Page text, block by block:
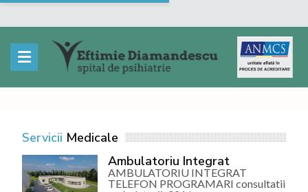
Servicii Medicale
Ambulatoriu Integrat
AMBULATORIU INTEGRAT
TELEFON PROGRAMARI consultatii